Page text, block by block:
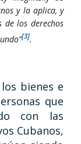
y la aplica, y
de los derechos
[3].
bienes e
que
con las
Cubanos,